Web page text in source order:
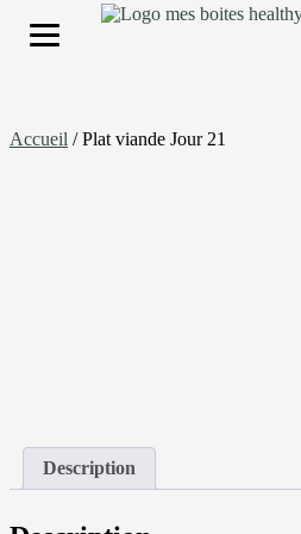
Accueil / Plat viande Jour 21
Description